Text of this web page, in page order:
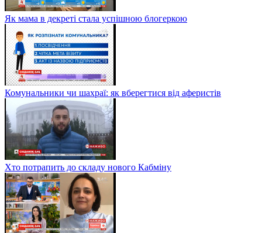
Як мама в декреті стала успішною блогеркою
Комунальники чи шахраї: як вберегтися від аферистів
Хто потрапить до складу нового Кабміну